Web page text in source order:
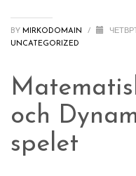
BY MIRKODOMAIN /
UNCATEGORIZED
och
spelet